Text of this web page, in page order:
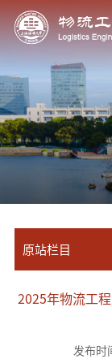
原站栏目
2025年物流工
发布时